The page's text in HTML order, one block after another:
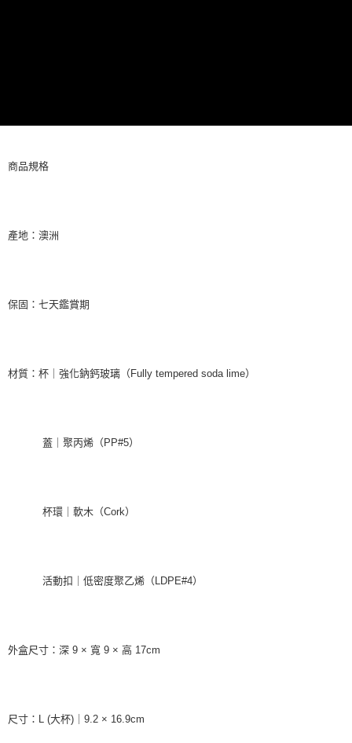
商品規格
產地：澳洲
保固：七天鑑賞期
材質：杯｜強化鈉鈣玻璃（Fully tempered soda lime）
蓋｜聚丙烯（PP#5）
杯環｜軟木（Cork）
活動扣｜低密度聚乙烯（LDPE#4）
外盒尺寸：深 9 × 寬 9 × 高 17cm
尺寸：L (大杯)｜9.2 × 16.9cm